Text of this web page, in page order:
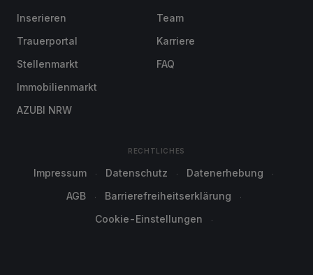
Inserieren
Trauerportal
Stellenmarkt
Immobilienmarkt
AZUBI NRW
Team
Karriere
FAQ
RECHTLICHES
Impressum Datenschutz
Datenerhebung
AGB
Barrierefreiheitserklärung
Cookie-Einstellungen